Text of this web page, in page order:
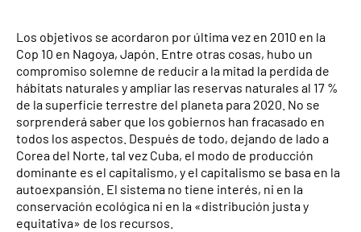
Los objetivos se acordaron por última vez en 2010 en la
Cop 10 en Nagoya, Japón. Entre otras cosas, hubo un
compromiso solemne de reducir a la mitad la perdida de
hábitats naturales y ampliar las reservas naturales al 17 %
de la superficie terrestre del planeta para 2020. No se
sorprenderá saber que los gobiernos han fracasado en
todos los aspectos. Después de todo, dejando de lado a
Corea del Norte, tal vez Cuba, el modo de producción
dominante es el capitalismo, y el capitalismo se basa en la
autoexpansión. El sistema no tiene interés, ni en la
conservación ecológica ni en la «distribución justa y
equitativa» de los recursos.